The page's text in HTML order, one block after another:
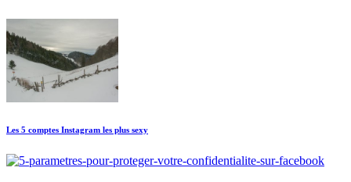
Les 5 comptes Instagram les plus sexy